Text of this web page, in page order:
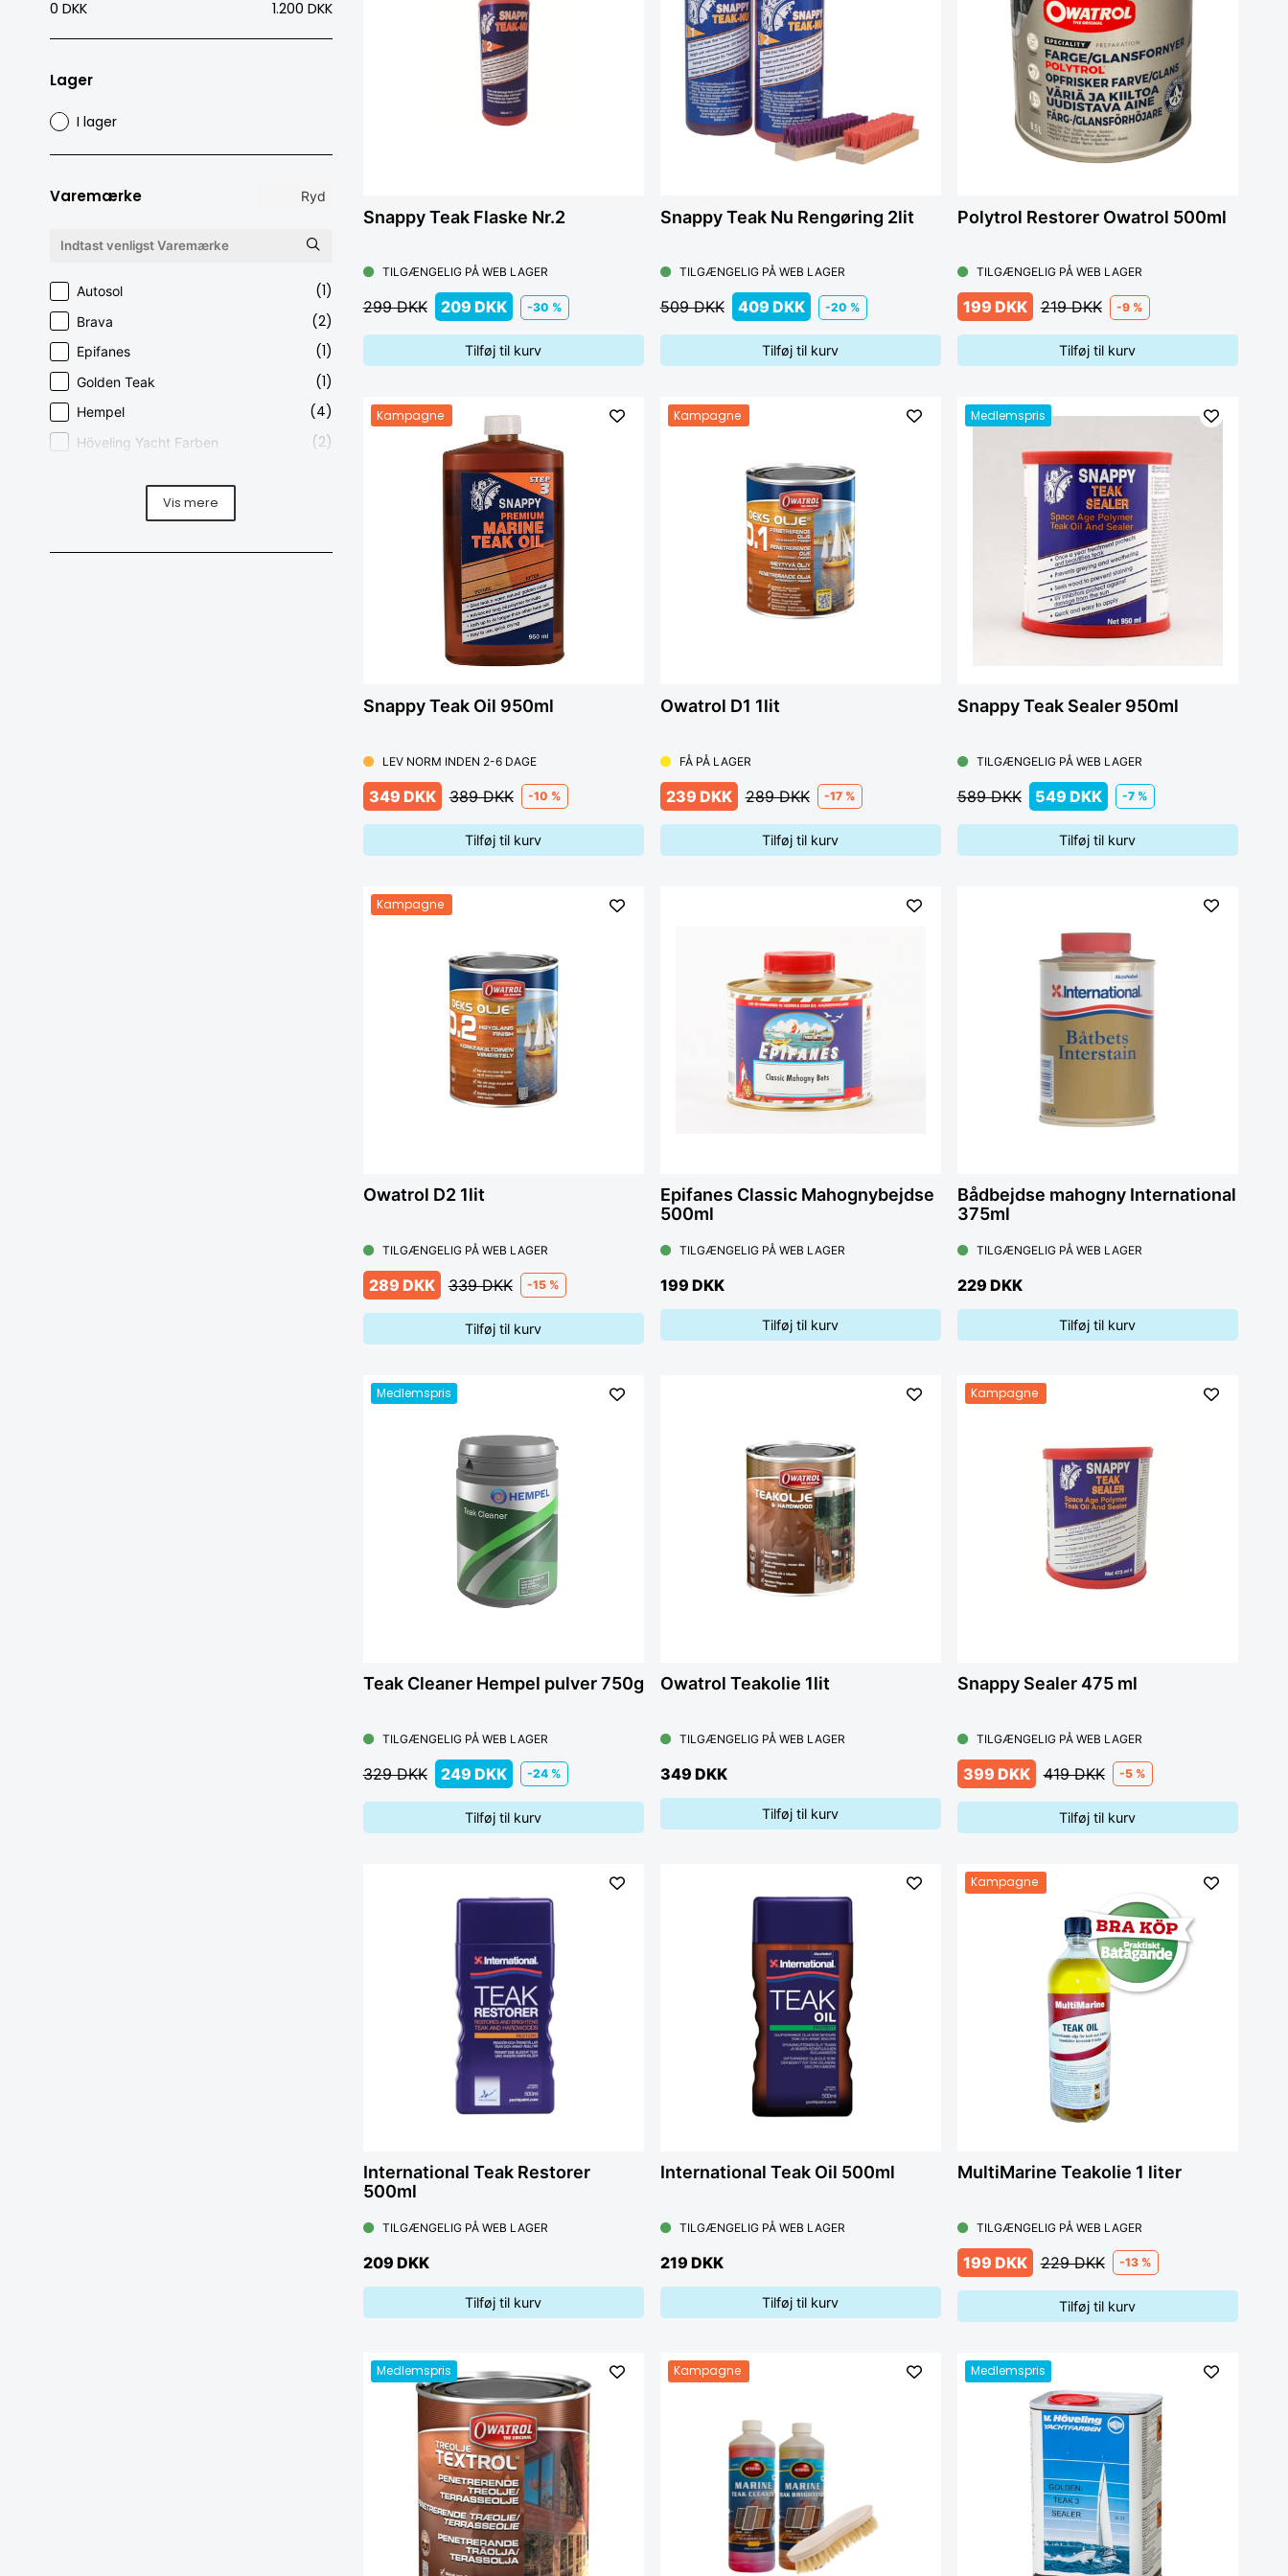
0 DKK 1.200 DKK
Lager
I lager
Varemærke Ryd
Autosol (1)
Brava (2)
Epifanes (1)
Golden Teak (1)
Hempel (4)
Höveling Yacht Farben (2)
Vis mere
Snappy Teak Flaske Nr.2
TILGÆNGELIG PÅ WEB LAGER
209 DKK
299 DKK -30 %
Tilføj til kurv
Snappy Teak Nu Rengøring 2lit
TILGÆNGELIG PÅ WEB LAGER
409 DKK
509 DKK -20 %
Tilføj til kurv
Polytrol Restorer Owatrol 500ml
TILGÆNGELIG PÅ WEB LAGER
199 DKK 219 DKK -9 %
Tilføj til kurv
Kampagne
Snappy Teak Oil 950ml
LEV NORM INDEN 2-6 DAGE
349 DKK 389 DKK -10 %
Tilføj til kurv
Kampagne
Owatrol D1 1lit
FÅ PÅ LAGER
239 DKK 289 DKK -17 %
Tilføj til kurv
Medlemspris
Snappy Teak Sealer 950ml
TILGÆNGELIG PÅ WEB LAGER
549 DKK
589 DKK -7 %
Tilføj til kurv
Kampagne
Owatrol D2 1lit
TILGÆNGELIG PÅ WEB LAGER
289 DKK 339 DKK -15 %
Tilføj til kurv
Epifanes Classic Mahognybejdse
500ml
TILGÆNGELIG PÅ WEB LAGER
199 DKK
Tilføj til kurv
Bådbejdse mahogny International
375ml
TILGÆNGELIG PÅ WEB LAGER
229 DKK
Tilføj til kurv
Medlemspris
Teak Cleaner Hempel pulver 750g
TILGÆNGELIG PÅ WEB LAGER
249 DKK
329 DKK -24 %
Tilføj til kurv
Owatrol Teakolie 1lit
TILGÆNGELIG PÅ WEB LAGER
349 DKK
Tilføj til kurv
Kampagne
Snappy Sealer 475 ml
TILGÆNGELIG PÅ WEB LAGER
399 DKK 419 DKK -5 %
Tilføj til kurv
International Teak Restorer
500ml
TILGÆNGELIG PÅ WEB LAGER
209 DKK
Tilføj til kurv
International Teak Oil 500ml
TILGÆNGELIG PÅ WEB LAGER
219 DKK
Tilføj til kurv
Kampagne
MultiMarine Teakolie 1 liter
TILGÆNGELIG PÅ WEB LAGER
199 DKK 229 DKK -13 %
Tilføj til kurv
Medlemspris Kampagne Medlemspris